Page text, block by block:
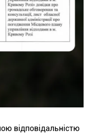
відповідальністю